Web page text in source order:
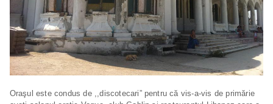
Oraşul este condus de ,,discotecari” pentru că vis-a-vis de primărie